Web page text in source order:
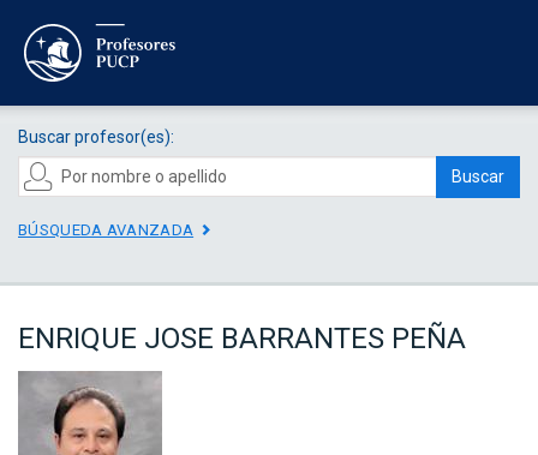
Buscar profesor(es):
Buscar
BÚSQUEDA AVANZADA
ENRIQUE JOSE BARRANTES PEÑA